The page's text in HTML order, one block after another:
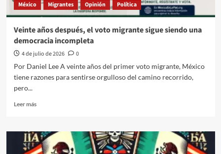
México
Migrantes Opinión Política
Veinte años después, el voto migrante sigue siendo una
democracia incompleta
4 de julio de 2026
0
Por Daniel Lee A veinte años del primer voto migrante, México
tiene razones para sentirse orgulloso del camino recorrido,
pero...
Leer másLeer
Veinte
años
después,